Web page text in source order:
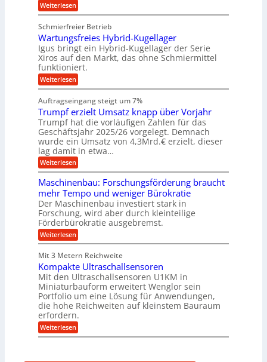
g
e
b
u
n
g
e
n
u
b
e
w
e
g
u
n
g
e
v
e
n
d
M
a
s
c
h
i
e
n
b
a
u
k
z
e
u
g
k
r
e
i
s
a
u
f
Weiterlesen:
K
g
e
l
s
c
h
i
e
e
n
f
ü
h
r
u
n
g
e
n
B
S
C
L
w
e
i
t
e
r
e
n
t
w
i
c
k
e
Schmierfreier Betrieb
Wartungsfreies Hybrid-Kugellager
Igus bringt ein Hybrid-Kugellager der Serie
Xiros auf den Markt, das ohne Schmiermittel
funktioniert.
Weiterlesen:
W
r
t
u
n
g
s
r
e
e
s
H
y
b
r
i
d
-
u
g
e
l
a
g
e
r
Auftragseingang steigt um 7%
Trumpf erzielt Umsatz knapp über Vorjahr
Trumpf hat die vorläufigen Zahlen für das
Geschäftsjahr 2025/26 vorgelegt. Demnach
wurde ein Umsatz von 4,3Mrd.€ erzielt, dieser
lag damit in etwa…
Weiterlesen:
T
u
m
p
f
e
r
z
i
e
t
U
m
s
a
t
z
k
n
Maschinenbau: Forschungsförderung braucht
mehr Tempo und weniger Bürokratie
Der Maschinenbau investiert stark in
Forschung, wird aber durch kleinteilige
Förderbürokratie ausgebremst.
Weiterlesen:
M
s
c
h
i
n
e
n
b
a
u
Mit 3 Metern Reichweite
Kompakte Ultraschallsensoren
Mit den Ultraschallsensoren U1KM in
Miniaturbauform erweitert Wenglor sein
Portfolio um eine Lösung für Anwendungen,
die hohe Reichweiten auf kleinstem Bauraum
erfordern.
Weiterlesen:
K
p